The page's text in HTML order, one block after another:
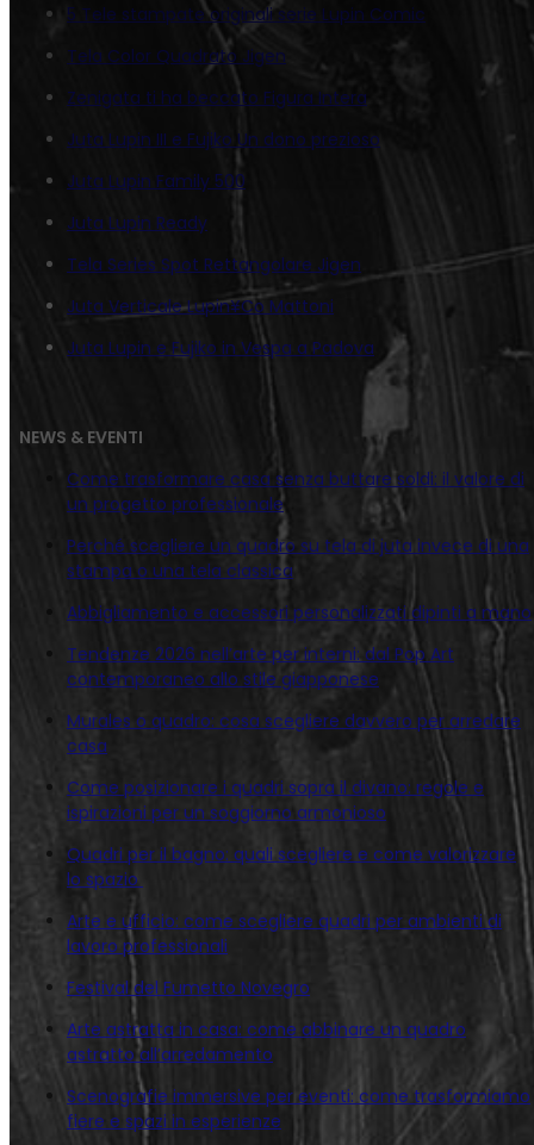
5 Tele stampate originali serie Lupin Comic
Tela Color Quadrato Jigen
Zenigata ti ha beccato Figura Intera
Juta Lupin III e Fujiko Un dono prezioso
Juta Lupin Family 500
Juta Lupin Ready
Tela Series Spot Rettangolare Jigen
Juta Verticale Lupin¥Co Mattoni
Juta Lupin e Fujiko in Vespa a Padova
NEWS & EVENTI
Come trasformare casa senza buttare soldi: il valore di
un progetto professionale
Perché scegliere un quadro su tela di juta invece di una
stampa o una tela classica
Abbigliamento e accessori personalizzati dipinti a mano
Tendenze 2026 nell’arte per interni: dal Pop Art
contemporaneo allo stile giapponese
Murales o quadro: cosa scegliere davvero per arredare
casa
Come posizionare i quadri sopra il divano: regole e
ispirazioni per un soggiorno armonioso
Quadri per il bagno: quali scegliere e come valorizzare
lo spazio
Arte e ufficio: come scegliere quadri per ambienti di
lavoro professionali
Festival del Fumetto Novegro
Arte astratta in casa: come abbinare un quadro
astratto all’arredamento
Scenografie immersive per eventi: come trasformiamo
fiere e spazi in esperienze